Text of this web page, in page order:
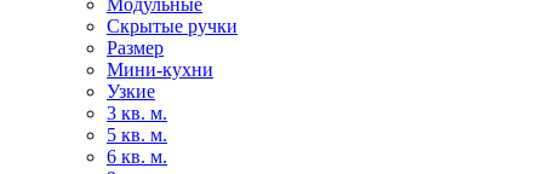
Модульные
Скрытые ручки
Размер
Мини-кухни
Узкие
3 кв. м.
5 кв. м.
6 кв. м.